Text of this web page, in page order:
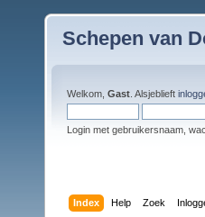
Schepen van
Welkom, Gast . Alsjeblieft
Login met gebruikersnaam,
Index Help Zoek